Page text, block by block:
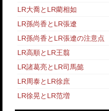
LR大喬とLR藺相如
LR孫尚香とLR張遼
LR孫尚香とLR張遼の注意点
LR高順とLR王翦
LR諸葛亮とLR司馬懿
LR周泰とLR徐庶
LR徐晃とLR范増